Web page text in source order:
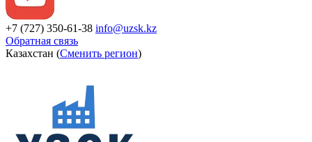
+7 (727) 350-61-38 info@uzsk.kz
Обратная связь
Казахстан (Сменить регион)